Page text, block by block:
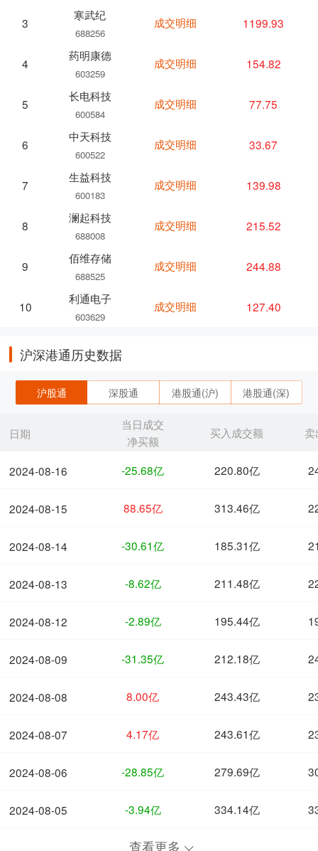
3
寒武纪
688256
4
药明康德
603259
5
长电科技
600584
6
中天科技
600522
7
生益科技
600183
8
澜起科技
688008
9
佰维存储
688525
10
利通电子
603629
成交明细 1199.93
成交明细 154.82
成交明细 77.75
成交明细 33.67
成交明细 139.98
成交明细 215.52
成交明细 244.88
成交明细 127.40
沪深港通历史数据
沪股通 深股通 港股通(沪) 港股通(深)
日期
2024-08-16
2024-08-15
2024-08-14
2024-08-13
2024-08-12
2024-08-09
2024-08-08
2024-08-07
2024-08-06
2024-08-05
当日成交
净买额
买入成交额 卖
-25.68亿 220.80亿
88.65亿 313.46亿
-30.61亿 185.31亿
-8.62亿 211.48亿
-2.89亿 195.44亿
-31.35亿 212.18亿
8.00亿 243.43亿
4.17亿 243.61亿
-28.85亿 279.69亿
-3.94亿 334.14亿
查看更多